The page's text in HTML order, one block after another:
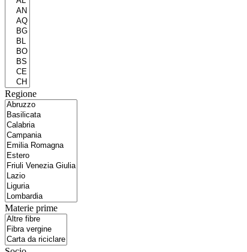
Regione
Materie prime